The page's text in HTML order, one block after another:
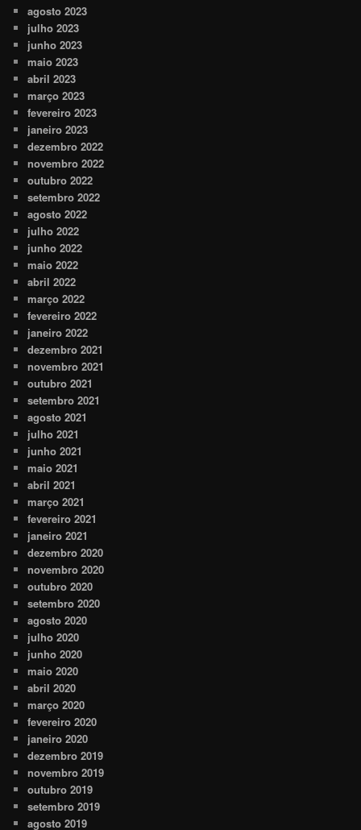
agosto 2023
julho 2023
junho 2023
maio 2023
abril 2023
março 2023
fevereiro 2023
janeiro 2023
dezembro 2022
novembro 2022
outubro 2022
setembro 2022
agosto 2022
julho 2022
junho 2022
maio 2022
abril 2022
março 2022
fevereiro 2022
janeiro 2022
dezembro 2021
novembro 2021
outubro 2021
setembro 2021
agosto 2021
julho 2021
junho 2021
maio 2021
abril 2021
março 2021
fevereiro 2021
janeiro 2021
dezembro 2020
novembro 2020
outubro 2020
setembro 2020
agosto 2020
julho 2020
junho 2020
maio 2020
abril 2020
março 2020
fevereiro 2020
janeiro 2020
dezembro 2019
novembro 2019
outubro 2019
setembro 2019
agosto 2019